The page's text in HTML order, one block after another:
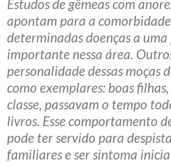
Estudos de gêmeas com
apontam para a
determinadas doenças a
importante nessa área.
personalidade dessas moças
como exemplares: boas
classe, passavam o tempo
livros. Esse comportamento
pode ter servido para
familiares e ser sintoma